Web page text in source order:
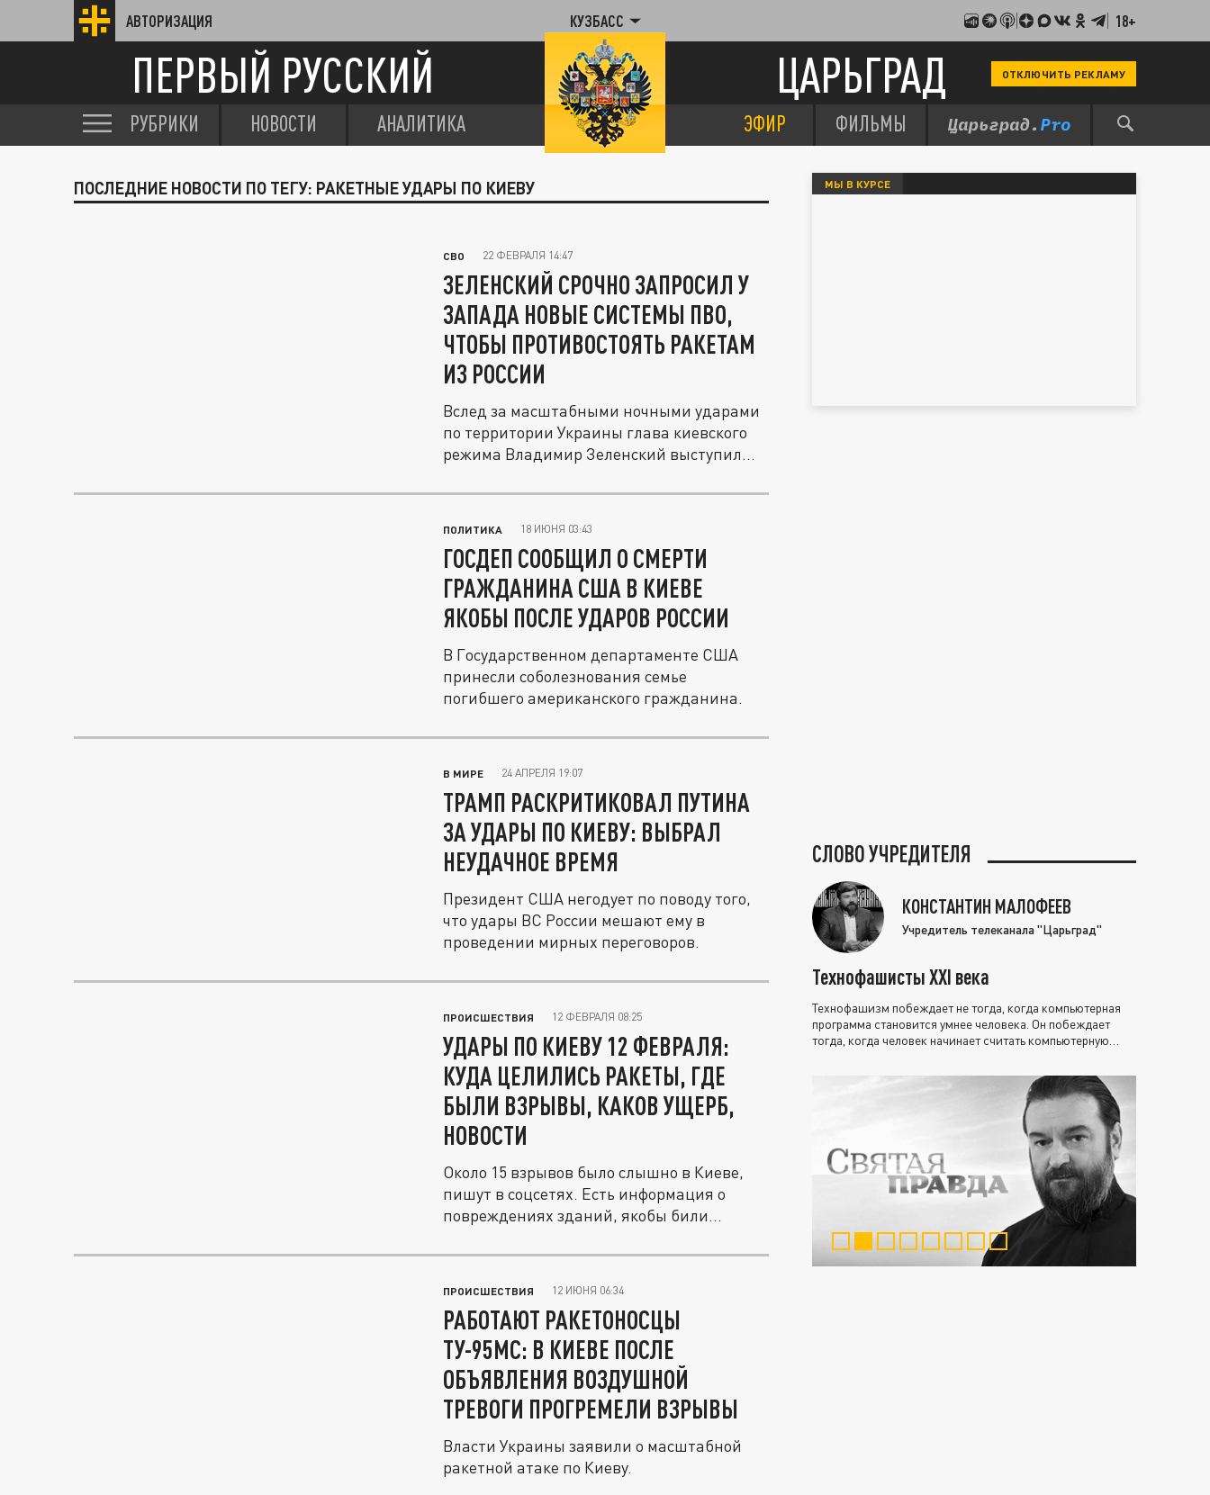
АВТОРИЗАЦИЯ КУЗБАСС 18+
ПЕРВЫЙ РУССКИЙ ЦАРЬГРАД ОТКЛЮЧИТЬ РЕКЛАМУ
РУБРИКИ НОВОСТИ АНАЛИТИКА ЭФИР ФИЛЬМЫ
ПОСЛЕДНИЕ НОВОСТИ ПО ТЕГУ: РАКЕТНЫЕ УДАРЫ ПО КИЕВУ
СВО 22 ФЕВРАЛЯ 14:47
ЗЕЛЕНСКИЙ СРОЧНО ЗАПРОСИЛ У
ЗАПАДА НОВЫЕ СИСТЕМЫ ПВО,
ЧТОБЫ ПРОТИВОСТОЯТЬ РАКЕТАМ
ИЗ РОССИИ
Вслед за масштабными ночными ударами
по территории Украины глава киевского
режима Владимир Зеленский выступил...
ПОЛИТИКА 18 ИЮНЯ 03:43
ГОСДЕП СООБЩИЛ О СМЕРТИ
ГРАЖДАНИНА США В КИЕВЕ
ЯКОБЫ ПОСЛЕ УДАРОВ РОССИИ
В Государственном департаменте США
принесли соболезнования семье
погибшего американского гражданина.
В МИРЕ 24 АПРЕЛЯ 19:07
ТРАМП РАСКРИТИКОВАЛ ПУТИНА
ЗА УДАРЫ ПО КИЕВУ: ВЫБРАЛ
НЕУДАЧНОЕ ВРЕМЯ
Президент США негодует по поводу того,
что удары ВС России мешают ему в
проведении мирных переговоров.
ПРОИСШЕСТВИЯ 12 ФЕВРАЛЯ 08:25
УДАРЫ ПО КИЕВУ 12 ФЕВРАЛЯ:
КУДА ЦЕЛИЛИСЬ РАКЕТЫ, ГДЕ
БЫЛИ ВЗРЫВЫ, КАКОВ УЩЕРБ,
НОВОСТИ
Около 15 взрывов было слышно в Киеве,
пишут в соцсетях. Есть информация о
повреждениях зданий, якобы били...
ПРОИСШЕСТВИЯ 12 ИЮНЯ 06:34
РАБОТАЮТ РАКЕТОНОСЦЫ
ТУ-95МС: В КИЕВЕ ПОСЛЕ
ОБЪЯВЛЕНИЯ ВОЗДУШНОЙ
ТРЕВОГИ ПРОГРЕМЕЛИ ВЗРЫВЫ
Власти Украины заявили о масштабной
ракетной атаке по Киеву.
МЫ В КУРСЕ
СЛОВО УЧРЕДИТЕЛЯ
КОНСТАНТИН МАЛОФЕЕВ
Учредитель телеканала "Царьград"
Технофашисты XXI века
Технофашизм побеждает не тогда, когда компьютерная
программа становится умнее человека. Он побеждает
тогда, когда человек начинает считать компьютерную